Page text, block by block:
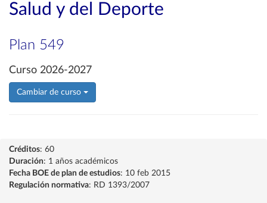
Salud y del Deporte
Plan 549
Curso 2026-2027
Cambiar de curso
Créditos: 60
Duración: 1 años académicos
Fecha BOE de plan de estudios: 10 feb 2015
Regulación normativa: RD 1393/2007